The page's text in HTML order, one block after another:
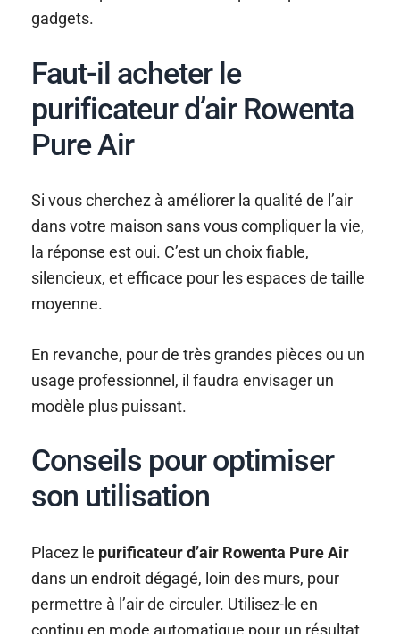
gadgets.
Faut-il acheter le
purificateur d’air Rowenta
Pure Air
Si vous cherchez à améliorer la qualité de l’air
dans votre maison sans vous compliquer la vie,
la réponse est oui. C’est un choix fiable,
silencieux, et efficace pour les espaces de taille
moyenne.
En revanche, pour de très grandes pièces ou un
usage professionnel, il faudra envisager un
modèle plus puissant.
Conseils pour optimiser
son utilisation
Placez le purificateur d’air Rowenta Pure Air
dans un endroit dégagé, loin des murs, pour
permettre à l’air de circuler. Utilisez-le en
continu en mode automatique pour un résultat